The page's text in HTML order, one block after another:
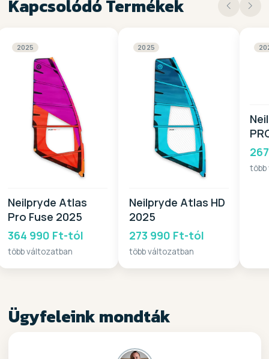
Kapcsolódó Termékek
2025
Neilpryde Atlas
Pro Fuse 2025
364 990 Ft-tól
több változatban
2025
Neilpryde Atlas HD
2025
273 990 Ft-tól
több változatban
Ügyfeleink mondták